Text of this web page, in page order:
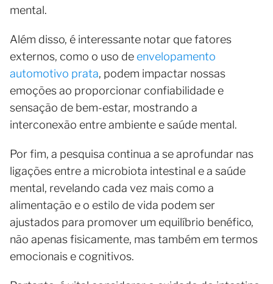
mental.
Além disso, é interessante notar que fatores
externos, como o uso de envelopamento
automotivo prata, podem impactar nossas
emoções ao proporcionar confiabilidade e
sensação de bem-estar, mostrando a
interconexão entre ambiente e saúde mental.
Por fim, a pesquisa continua a se aprofundar nas
ligações entre a microbiota intestinal e a saúde
mental, revelando cada vez mais como a
alimentação e o estilo de vida podem ser
ajustados para promover um equilíbrio benéfico,
não apenas fisicamente, mas também em termos
emocionais e cognitivos.